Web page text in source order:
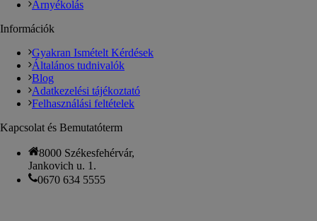
Árnyékolás
Információk
Gyakran Ismételt Kérdések
Általános tudnivalók
Blog
Adatkezelési tájékoztató
Felhasználási feltételek
Kapcsolat és Bemutatóterm
8000 Székesfehérvár,
Jankovich u. 1.
0670 634 5555